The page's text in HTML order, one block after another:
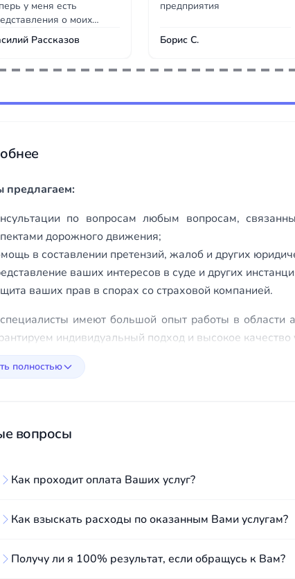
у меня есть
о моих
Рекомендую!
Рассказов
предприятия
Борис С.
предлагаем:
по вопросам любым вопросам,
дорожного движения;
в составлении претензий, жалоб и других
ваших интересов в суде и других
ваших прав в спорах со страховой компанией.
имеют большой опыт работы в области
индивидуальный подход и высокое качество
полностью
вопросы
Как проходит оплата Ваших услуг?
Как взыскать расходы по оказанным Вами услугам?
Получу ли я 100% результат, если обращусь к Вам?